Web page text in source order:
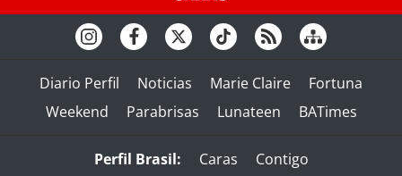
Diario Perfil Noticias Marie Claire
Fortuna
Weekend
Parabrisas Lunateen BATimes
Perfil Brasil: Caras
Contigo